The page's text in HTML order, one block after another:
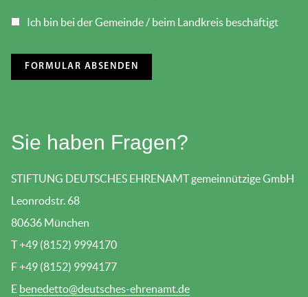
Ich bin bei der Gemeinde / beim Landkreis beschäftigt
Sie haben Fragen?
STIFTUNG DEUTSCHES EHRENAMT gemeinnützige GmbH
Leonrodstr. 68
80636 München
T +49 (8152) 9994170
F +49 (8152) 9994177
E benedetto@deutsches-ehrenamt.de